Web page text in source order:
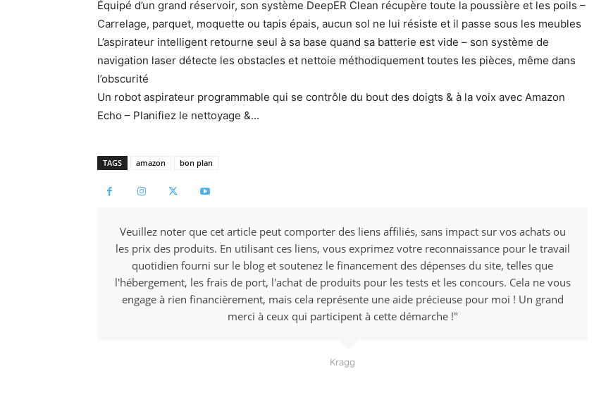
Équipé d’un grand réservoir, son système DeepER Clean récupère toute la poussière et les poils –
Carrelage, parquet, moquette ou tapis épais, aucun sol ne lui résiste et il passe sous les meubles
L’aspirateur intelligent retourne seul à sa base quand sa batterie est vide – son système de
navigation laser détecte les obstacles et nettoie méthodiquement toutes les pièces, même dans
l’obscurité
Un robot aspirateur programmable qui se contrôle du bout des doigts & à la voix avec Amazon
Echo – Planifiez le nettoyage &…
TAGS amazon bon plan
Veuillez noter que cet article peut comporter des liens affiliés, sans impact sur vos achats ou
les prix des produits. En utilisant ces liens, vous exprimez votre reconnaissance pour le travail
quotidien fourni sur le blog et soutenez le financement des dépenses du site, telles que
l'hébergement, les frais de port, l'achat de produits pour les tests et les concours. Cela ne vous
engage à rien financièrement, mais cela représente une aide précieuse pour moi ! Un grand
merci à ceux qui participent à cette démarche !"
Kragg